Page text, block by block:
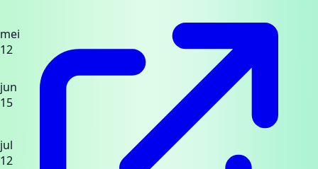
mei
12
jun
15
jul
12